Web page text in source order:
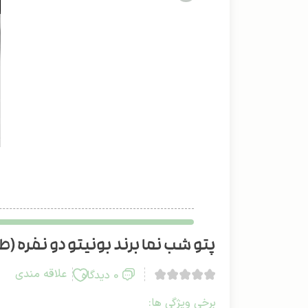
پتو شب نما برند بونیتو دو نفره
0 دیدگاه
علاقه مندی
برخی ویژگی ها: